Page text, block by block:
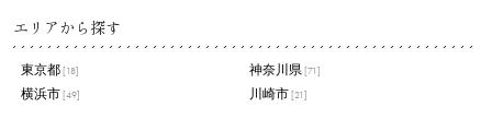
エリアから探す
東京都 [18] 神奈川県 [71]
横浜市 [49] 川崎市 [21]